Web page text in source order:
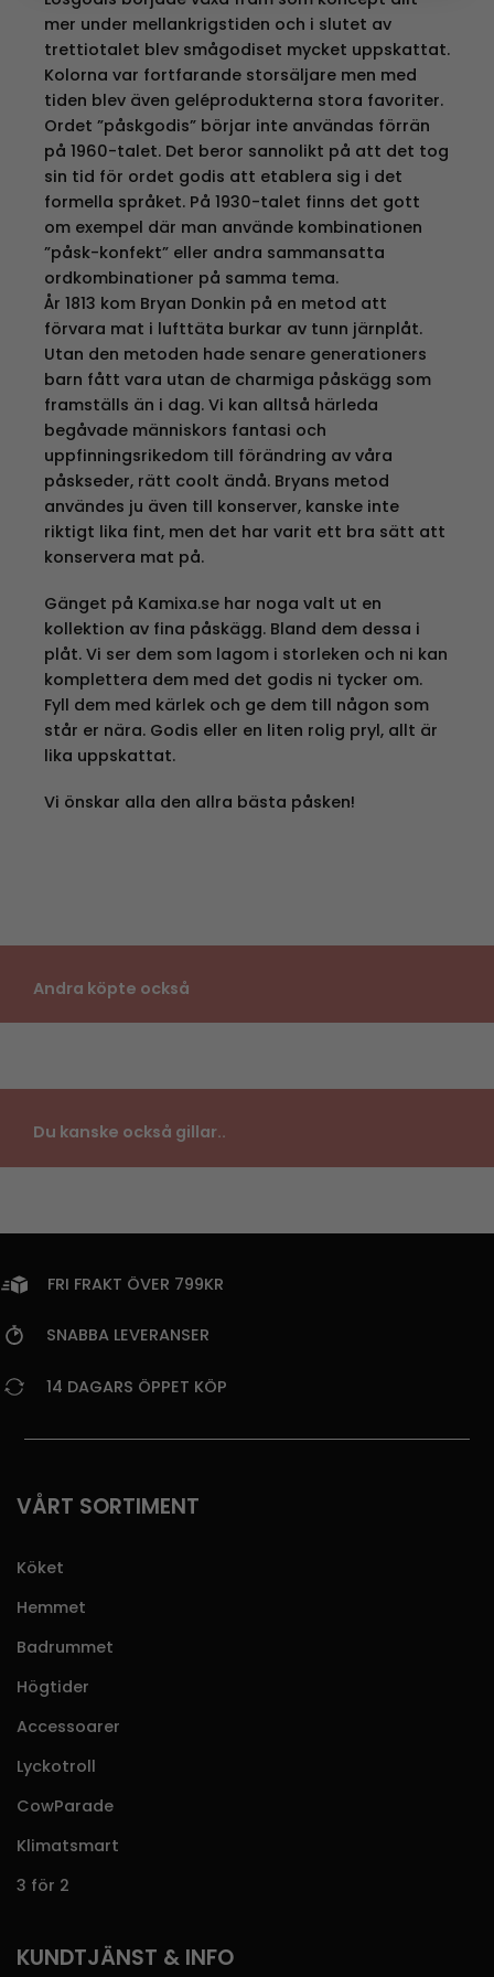
mer under mellankrigstiden och i slutet av
trettiotalet blev smågodiset mycket uppskattat.
Kolorna var fortfarande storsäljare men med
tiden blev även geléprodukterna stora favoriter.
Ordet ”påskgodis” börjar inte användas förrän
på 1960-talet. Det beror sannolikt på att det tog
sin tid för ordet godis att etablera sig i det
formella språket. På 1930-talet finns det gott
om exempel där man använde kombinationen
”påsk-konfekt” eller andra sammansatta
ordkombinationer på samma tema.
År 1813 kom Bryan Donkin på en metod att
förvara mat i lufttäta burkar av tunn järnplåt.
Utan den metoden hade senare generationers
barn fått vara utan de charmiga påskägg som
framställs än i dag. Vi kan alltså härleda
begåvade människors fantasi och
uppfinningsrikedom till förändring av våra
påskseder, rätt coolt ändå. Bryans metod
användes ju även till konserver, kanske inte
riktigt lika fint, men det har varit ett bra sätt att
konservera mat på.
Gänget på Kamixa.se har noga valt ut en
kollektion av fina påskägg. Bland dem dessa i
plåt. Vi ser dem som lagom i storleken och ni kan
komplettera dem med det godis ni tycker om.
Fyll dem med kärlek och ge dem till någon som
står er nära. Godis eller en liten rolig pryl, allt är
lika uppskattat.
Vi önskar alla den allra bästa påsken!
Andra köpte också
Du kanske också gillar..
FRI FRAKT ÖVER 799KR
SNABBA LEVERANSER
14 DAGARS ÖPPET KÖP
VÅRT SORTIMENT
Köket
Hemmet
Badrummet
Högtider
Accessoarer
Lyckotroll
CowParade
Klimatsmart
3 för 2
KUNDTJÄNST & INFO